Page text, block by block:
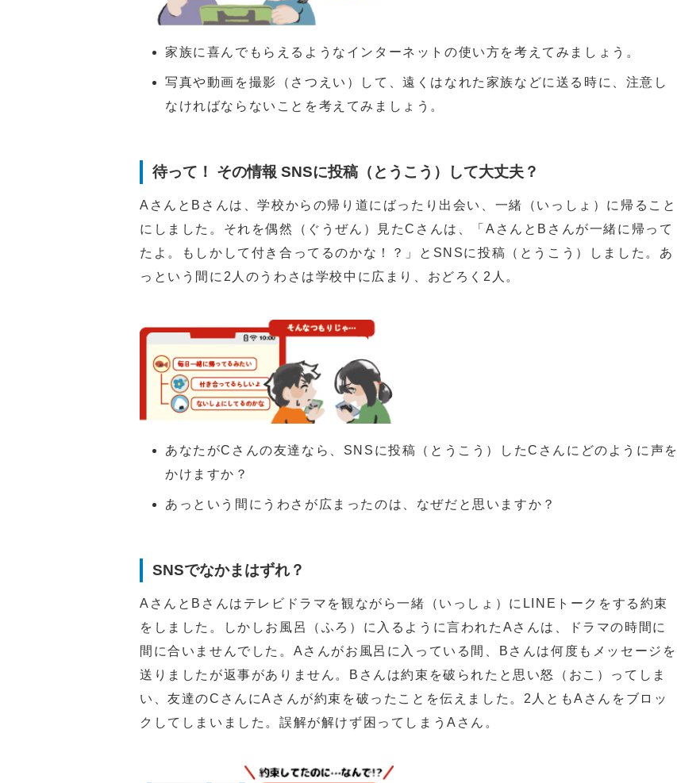
家族に喜んでもらえるようなインターネットの使い方を考えてみましょう。
写真や動画を撮影（さつえい）して、遠くはなれた家族などに送る時に、注意し
なければならないことを考えてみましょう。
待って！ その情報 SNSに投稿（とうこう）して大丈夫？
AさんとBさんは、学校からの帰り道にばったり出会い、一緒（いっしょ）に帰ること
にしました。それを偶然（ぐうぜん）見たCさんは、「AさんとBさんが一緒に帰って
たよ。もしかして付き合ってるのかな！？」とSNSに投稿（とうこう）しました。あ
っという間に2人のうわさは学校中に広まり、おどろく2人。
あなたがCさんの友達なら、SNSに投稿（とうこう）したCさんにどのように声を
かけますか？
あっという間にうわさが広まったのは、なぜだと思いますか？
SNSでなかまはずれ？
AさんとBさんはテレビドラマを観ながら一緒（いっしょ）にLINEトークをする約束
をしました。しかしお風呂（ふろ）に入るように言われたAさんは、ドラマの時間に
間に合いませんでした。Aさんがお風呂に入っている間、Bさんは何度もメッセージを
送りましたが返事がありません。Bさんは約束を破られたと思い怒（おこ）ってしま
い、友達のCさんにAさんが約束を破ったことを伝えました。2人ともAさんをブロッ
クしてしまいました。誤解が解けず困ってしまうAさん。